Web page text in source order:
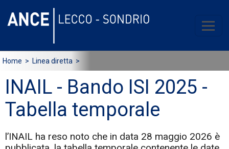
Home > Linea diretta >
INAIL - Bando ISI 2025 -
Tabella temporale
l’INAIL ha reso noto che in data 28 maggio 2026 è